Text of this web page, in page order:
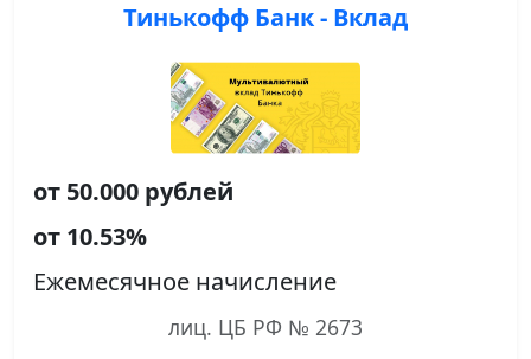
Тинькофф Банк - Вклад
от 50.000 рублей
от 10.53%
Ежемесячное начисление
лиц. ЦБ РФ № 2673